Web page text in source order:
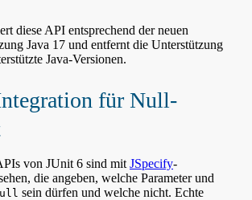
diese API entsprechend der neuen
Java 17 und entfernt die Unterstützung
Java-Versionen.
für Null-
von JUnit 6 sind mit JSpecify-
die angeben, welche Parameter und
sein dürfen und welche nicht. Echte